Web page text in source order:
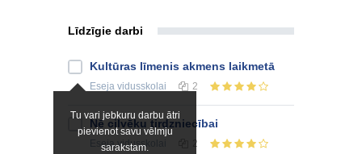
Līdzīgie darbi
Tu vari jebkuru darbu ātri
pievienot savu vēlmju
sarakstam.
Kultūras līmenis akmens laikmetā
Eseja vidusskolai 2
Nē cilvēku tirdzniecībai
Esejavidusskolai 2